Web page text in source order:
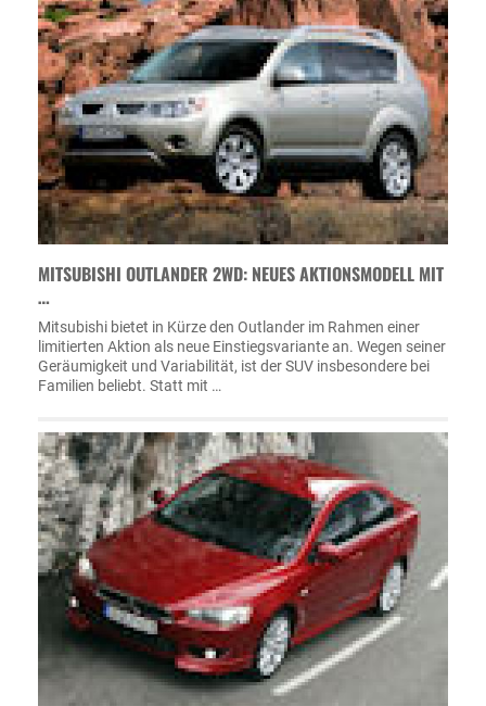
MITSUBISHI OUTLANDER 2WD: NEUES AKTIONSMODELL MIT
…
Mitsubishi bietet in Kürze den Outlander im Rahmen einer
limitierten Aktion als neue Einstiegsvariante an. Wegen seiner
Geräumigkeit und Variabilität, ist der SUV insbesondere bei
Familien beliebt. Statt mit …